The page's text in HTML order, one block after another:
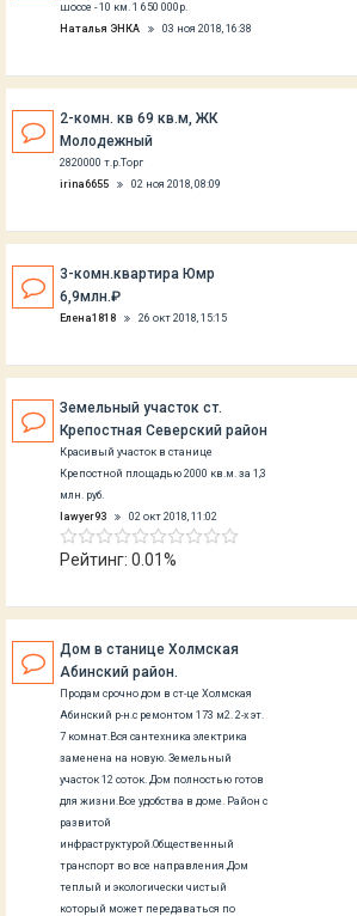
шоссе - 10 км. 1 650 000р.
Наталья ЭНКА
03 ноя 2018, 16:38
2-комн. кв 69 кв.м, ЖК
Молодежный
2820000 т.р.Торг
irina6655
02 ноя 2018, 08:09
3-комн.квартира Юмр
6,9млн.₽
Елена1818 26 окт 2018, 15:15
Земельный участок ст.
Крепостная Северский район
Красивый участок в станице
Крепостной площадью 2000 кв.м. за 1,3
млн. руб.
lawyer93
02 окт 2018, 11:02
Рейтинг: 0.01%
Дом в станице Холмская
Абинский район.
Продам срочно дом в ст-це Холмская
Абинский р-н.с ремонтом 173 м2. 2-х эт.
7 комнат.Вся сантехника электрика
заменена на новую. Земельный
участок 12 соток. Дом полностью готов
для жизни.Все удобства в доме. Район с
развитой
инфраструктурой.Общественный
транспорт во все направления.Дом
теплый и экологически чистый
который может передаваться по